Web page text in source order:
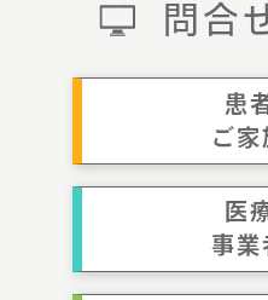
問合
患
ご家
医
事業